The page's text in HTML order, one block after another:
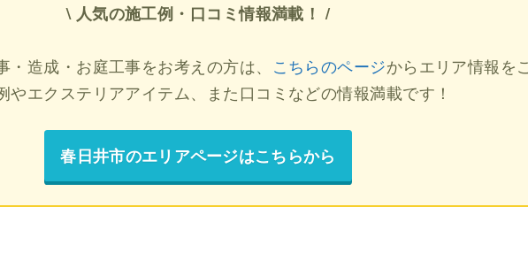
\ 人気の施工例・口コミ情報満載！ /
造成・お庭工事をお考えの方は、 こちらのページからエリア情報を
エクステリアアイテム、また口コミなどの情報満載です！
春日井市のエリアページはこちらから